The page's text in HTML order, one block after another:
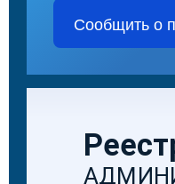
Сообщить о